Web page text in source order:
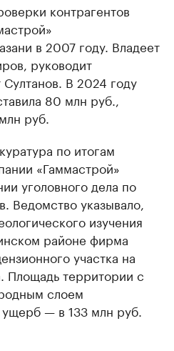
контрагентов
в 2007 году. Владеет
руководит
Султанов. В 2024 году
80 млн руб.,
руб.
по итогам
«Гаммастрой»
уголовного дела по
Ведомство указывало,
изучения
районе фирма
участка на
Площадь территории с
слоем
ущерб — в 133 млн руб.